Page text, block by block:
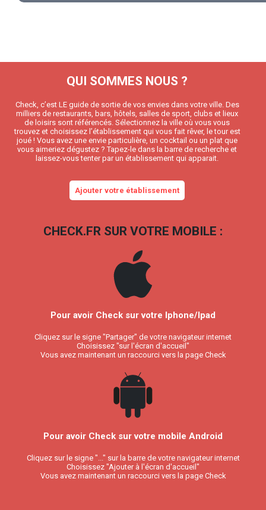
QUI SOMMES NOUS ?
Check, c’est LE guide de sortie de vos envies dans votre ville. Des
milliers de restaurants, bars, hôtels, salles de sport, clubs et lieux
de loisirs sont référencés. Sélectionnez la ville où vous vous
trouvez et choisissez l’établissement qui vous fait rêver, le tour est
joué ! Vous avez une envie particulière, un cocktail ou un plat que
vous aimeriez dégustez ? Tapez-le dans la barre de recherche et
laissez-vous tenter par un établissement qui apparait.
Ajouter votre établissement
CHECK.FR SUR VOTRE MOBILE :
Pour avoir Check sur votre Iphone/Ipad
Cliquez sur le signe "Partager" de votre navigateur internet
Choisissez "sur l'écran d'accueil"
Vous avez maintenant un raccourci vers la page Check
Pour avoir Check sur votre mobile Android
Cliquez sur le signe "..." sur la barre de votre navigateur internet
Choisissez "Ajouter à l'écran d'accueil"
Vous avez maintenant un raccourci vers la page Check